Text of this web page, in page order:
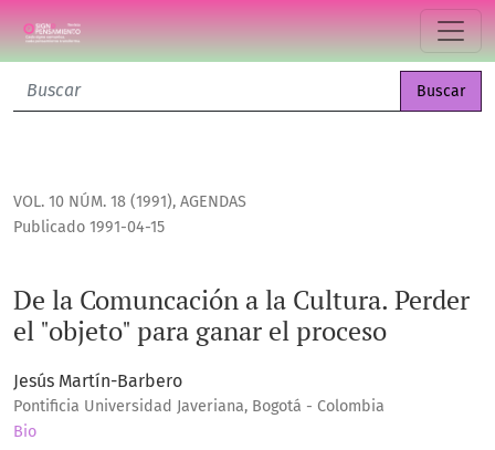
De la Comuncación a la Cultura. Perder el "objeto" para
Buscar
VOL. 10 NÚM. 18 (1991), AGENDAS
De la Comuncación a la Cultura. Perder
el "objeto" para ganar el proceso
Publicado 1991-04-15
Jesús Martín-Barbero
Pontificia Universidad Javeriana, Bogotá - Colombia
Bio